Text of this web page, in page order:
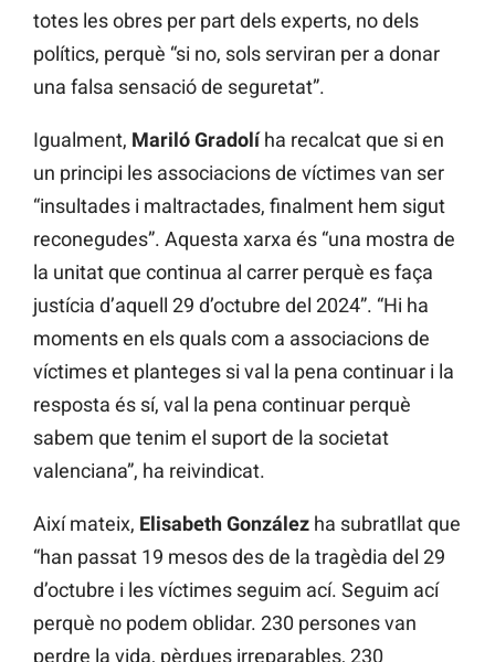
totes les obres per part dels experts, no dels
polítics, perquè “si no, sols serviran per a donar
una falsa sensació de seguretat”.
Igualment, Mariló Gradolíha recalcat que si en
un principi les associacions de víctimes van ser
“insultades i maltractades, finalment hem sigut
reconegudes”. Aquesta xarxa és “una mostra de
la unitat que continua al carrer perquè es faça
justícia d’aquell 29 d’octubre del 2024”. “Hi ha
moments en els quals com a associacions de
víctimes et planteges si val la pena continuar i la
resposta és sí, val la pena continuar perquè
sabem que tenim el suport de la societat
valenciana”, ha reivindicat.
Així mateix, Elisabeth González ha subratllat que
“han passat 19 mesos des de la tragèdia del 29
d’octubre i les víctimes seguim ací. Seguim ací
perquè no podem oblidar. 230 persones van
perdre la vida, pèrdues irreparables, 230